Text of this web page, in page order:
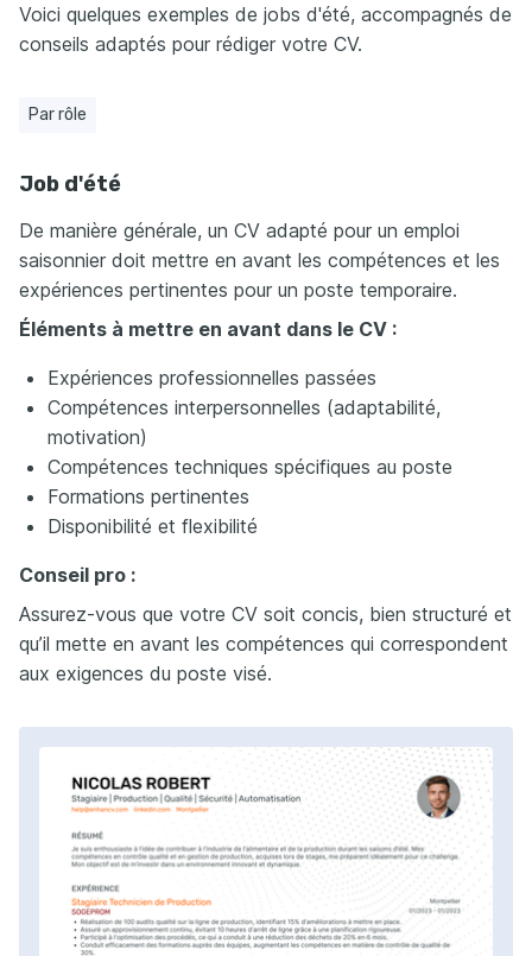
Voici quelques exemples de jobs d'été, accompagnés de
conseils adaptés pour rédiger votre CV.
Par rôle
Job d'été
De manière générale, un CV adapté pour un emploi
saisonnier doit mettre en avant les compétences et les
expériences pertinentes pour un poste temporaire.
Éléments à mettre en avant dans le CV :
Expériences professionnelles passées
Compétences interpersonnelles (adaptabilité,
motivation)
Compétences techniques spécifiques au poste
Formations pertinentes
Disponibilité et flexibilité
Conseil pro :
Assurez-vous que votre CV soit concis, bien structuré et
qu’il mette en avant les compétences qui correspondent
aux exigences du poste visé.